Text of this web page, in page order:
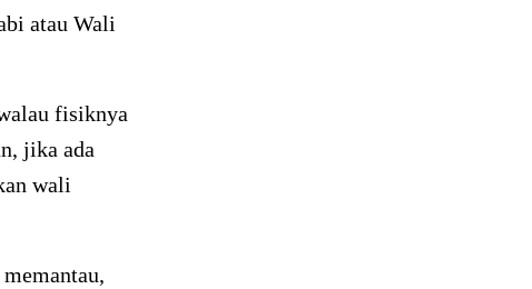
atau Wali
fisiknya
jika ada
wali